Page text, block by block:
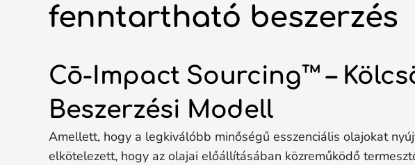
fenntartható beszerzés
Cō-Impact Sourcing™ –
Beszerzési Modell
Amellett, hogy a legkiválóbb minőségű esszenciális olajokat
elkötelezett, hogy az olajai előállításában közreműködő